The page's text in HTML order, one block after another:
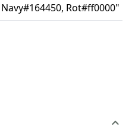
Rot#ff0000"